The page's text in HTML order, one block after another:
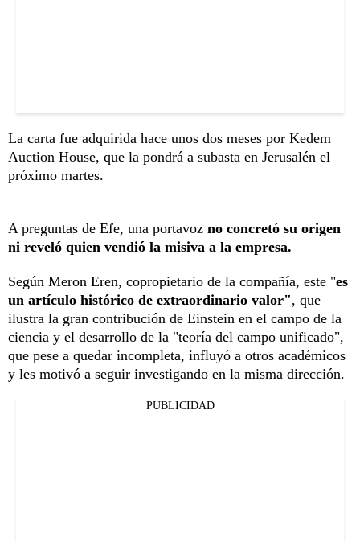
La carta fue adquirida hace unos dos meses por Kedem
Auction House, que la pondrá a subasta en Jerusalén el
próximo martes.
A preguntas de Efe, una portavoz no concretó su origen
ni reveló quien vendió la misiva a la empresa.
Según Meron Eren, copropietario de la compañía, este "es
un artículo histórico de extraordinario valor", que
ilustra la gran contribución de Einstein en el campo de la
ciencia y el desarrollo de la "teoría del campo unificado",
que pese a quedar incompleta, influyó a otros académicos
y les motivó a seguir investigando en la misma dirección.
PUBLICIDAD